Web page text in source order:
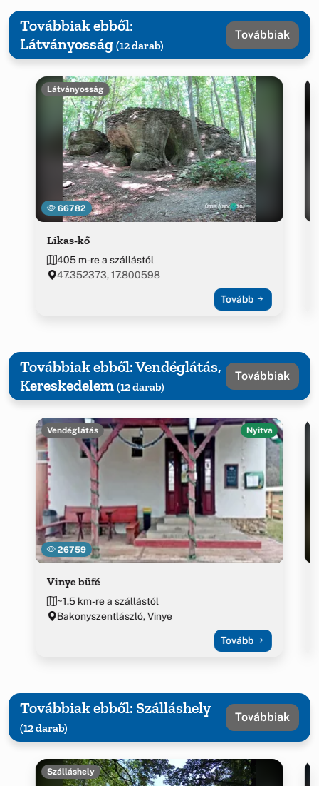
Továbbiak ebből:
Látványosság (12 darab)
Továbbiak
66782
Látványosság
Likas-kő
405 m-re a szállástól
47.352373, 17.800598
Tovább
Továbbiak ebből: Vendéglátás,
Kereskedelem (12 darab)
Továbbiak
26759
Vendéglátás Nyitva
Vinye büfé
~1.5 km-re a szállástól
Bakonyszentlászló, Vinye
Tovább
Továbbiak ebből: Szálláshely
(12 darab)
Továbbiak
Szálláshely